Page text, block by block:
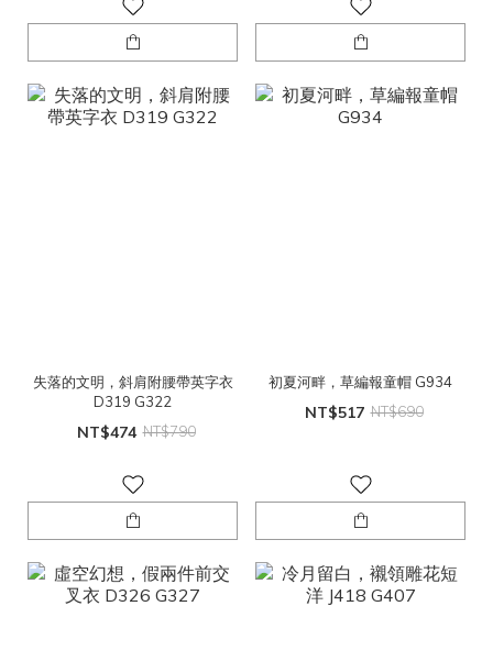
失落的文明，斜肩附腰帶英字衣
D319 G322
NT$474 NT$790
初夏河畔，草編報童帽 G934
NT$517 NT$690